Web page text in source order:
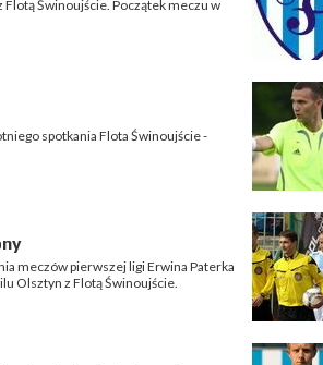
Świnoujście. Początek meczu w
spotkania Flota Świnoujście -
meczów pierwszej ligi Erwina Paterka
Olsztyn z Flotą Świnoujście.